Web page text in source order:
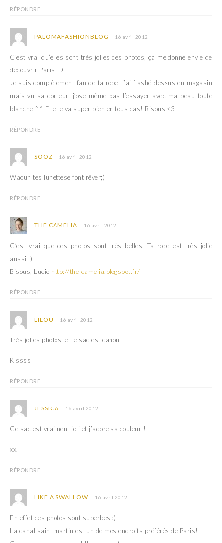
RÉPONDRE
PALOMAFASHIONBLOG 16 avril 2012
C’est vrai qu’elles sont très jolies ces photos, ça me donne envie de
découvrir Paris :D
Je suis complètement fan de ta robe, j’ai flashé dessus en magasin
mais vu sa couleur, j’ose même pas l’essayer avec ma peau toute
blanche ^^ Elle te va super bien en tous cas! Bisous <3
RÉPONDRE
SOOZ 16 avril 2012
Waouh tes lunettese font rêver;)
RÉPONDRE
THE CAMELIA 16 avril 2012
C’est vrai que ces photos sont très belles. Ta robe est très jolie
aussi ;)
Bisous, Lucie http://the-camelia.blogspot.fr/
RÉPONDRE
LILOU 16 avril 2012
Très jolies photos, et le sac est canon
Kissss
RÉPONDRE
JESSICA 16 avril 2012
Ce sac est vraiment joli et j’adore sa couleur !
xx.
RÉPONDRE
LIKE A SWALLOW 16 avril 2012
En effet ces photos sont superbes :)
La canal saint martin est un de mes endroits préférés de Paris!